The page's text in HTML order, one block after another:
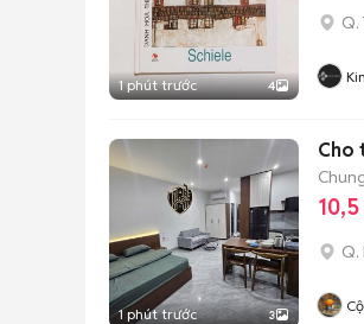
1 phút trước 4
Q.
1 phút trước 3
Cho
Q.